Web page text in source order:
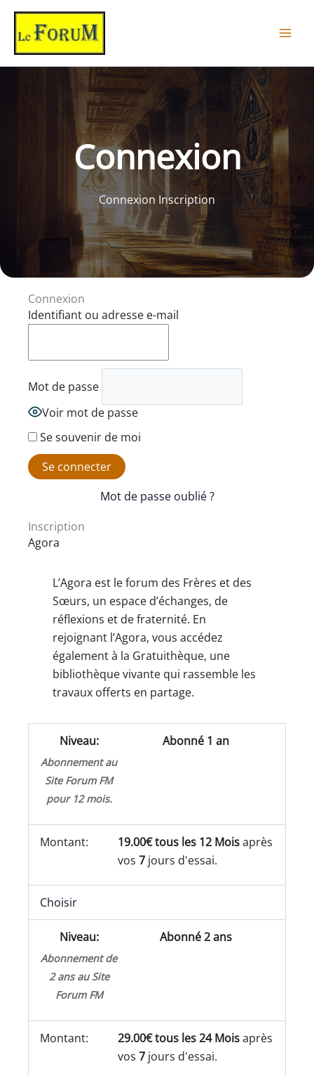
Aller
contenu
Connexion
Connexion Inscription
Connexion
Identifiant ou adresse e-mail
Mot de passe
Voir mot de passe
Se souvenir de moi
Mot de passe oublié ?
Inscription
Agora
L’Agora est le forum des Frères et des
Sœurs, un espace d’échanges, de
réflexions et de fraternité. En
rejoignant l’Agora, vous accédez
également à la Gratuithèque, une
bibliothèque vivante qui rassemble les
travaux offerts en partage.
Abonné 1 an
Abonnement au
Site Forum FM
pour 12 mois.
19.00€ tous les 12 Moisaprès
vos7 jours d'essai.
Choisir
Abonné 2 ans
Abonnement de
2 ans au Site
Forum FM
29.00€ tous les 24 Moisaprès
vos7 jours d'essai.